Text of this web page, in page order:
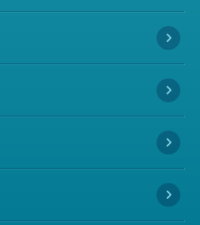
Icon
Icon
Icon
Icon